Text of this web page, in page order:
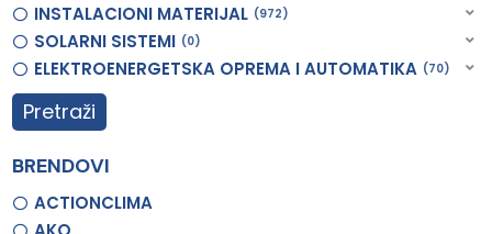
INSTALACIONI MATERIJAL 972
SOLARNI SISTEMI 0
ELEKTROENERGETSKA OPREMA I AUTOMATIKA 70
Pretraži
BRENDOVI
ACTIONCLIMA